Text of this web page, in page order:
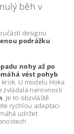
běh v
designu
podrážku
nohy až po
vést pohyb
U modelu Hoka
zvládala nerovnosti
. Je to obzvláště
rychlou adaptaci
udržet